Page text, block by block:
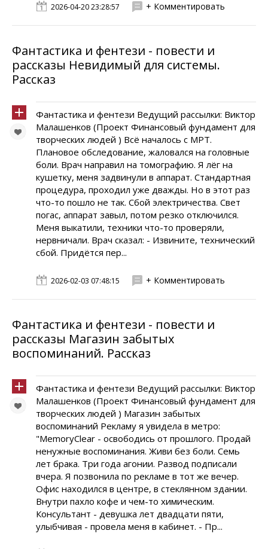
2026-04-20 23:28:57 + Комментировать
Фантастика и фентези - повести и
рассказы Невидимый для системы.
Рассказ
Фантастика и фентези Ведущий рассылки: Виктор
Малашенков (Проект Финансовый фундамент для
творческих людей ) Всё началось с МРТ.
Плановое обследование, жаловался на головные
боли. Врач направил на томографию. Я лёг на
кушетку, меня задвинули в аппарат. Стандартная
процедура, проходил уже дважды. Но в этот раз
что-то пошло не так. Сбой электричества. Свет
погас, аппарат завыл, потом резко отключился.
Меня выкатили, техники что-то проверяли,
нервничали. Врач сказал: - Извините, технический
сбой. Придётся пер...
2026-02-03 07:48:15 + Комментировать
Фантастика и фентези - повести и
рассказы Магазин забытых
воспоминаний. Рассказ
Фантастика и фентези Ведущий рассылки: Виктор
Малашенков (Проект Финансовый фундамент для
творческих людей ) Магазин забытых
воспоминаний Рекламу я увидела в метро:
"MemoryClear - освободись от прошлого. Продай
ненужные воспоминания. Живи без боли. Семь
лет брака. Три года агонии. Развод подписали
вчера. Я позвонила по рекламе в тот же вечер.
Офис находился в центре, в стеклянном здании.
Внутри пахло кофе и чем-то химическим.
Консультант - девушка лет двадцати пяти,
улыбчивая - провела меня в кабинет. - Пр...